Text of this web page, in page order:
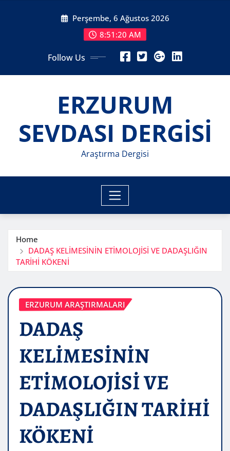
Perşembe, 6 Ağustos 2026
8:51:22 AM
Follow Us
ERZURUM
SEVDASI DERGİSİ
Araştırma Dergisi
Home
DADAŞ KELİMESİNİN ETİMOLOJİSİ VE DADAŞLIĞIN
TARİHİ KÖKENİ
ERZURUM ARAŞTIRMALARI
DADAŞ
KELİMESİNİN
ETİMOLOJİSİ VE
DADAŞLIĞIN TARİHİ
KÖKENİ